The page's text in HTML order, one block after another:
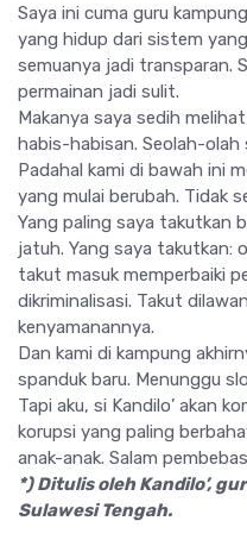
Saya ini cuma guru
yang hidup dari sistem
semuanya jadi transparan.
permainan jadi sulit.
Makanya saya sedih
habis-habisan. Seolah-olah
Padahal kami di bawah ini
yang mulai berubah. Tidak
Yang paling saya takutkan
jatuh. Yang saya takutkan:
takut masuk memperbaiki
dikriminalisasi. Takut
kenyamanannya.
Dan kami di kampung
spanduk baru. Menunggu
Tapi aku, si Kandilo’ akan
korupsi yang paling
anak-anak. Salam
*) Ditulis oleh Kandilo’,
Sulawesi Tengah.